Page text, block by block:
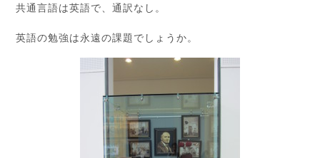
共通言語は英語で、通訳なし。
英語の勉強は永遠の課題でしょうか。